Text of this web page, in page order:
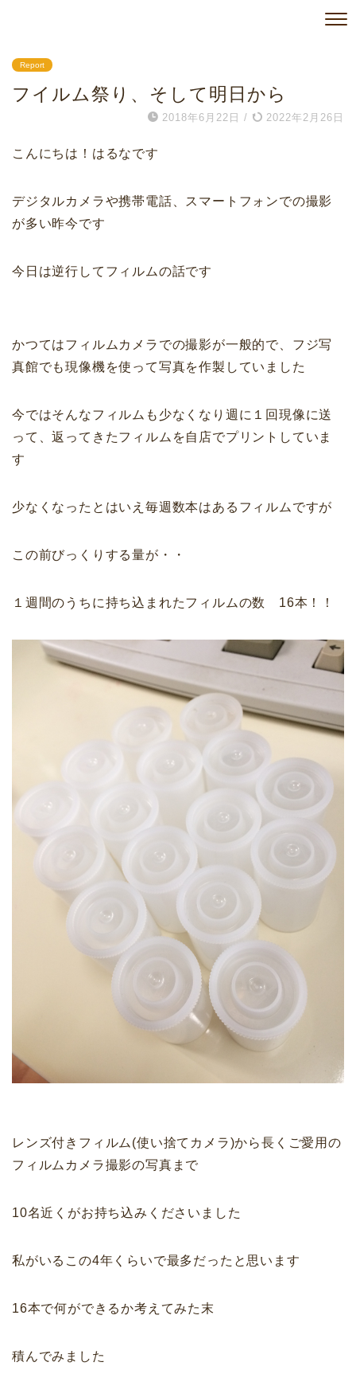
Report
フイルム祭り、そして明日から
2018年6月22日 / 2022年2月26日
こんにちは！はるなです
デジタルカメラや携帯電話、スマートフォンでの撮影
が多い昨今です
今日は逆行してフィルムの話です
かつてはフィルムカメラでの撮影が一般的で、フジ写
真館でも現像機を使って写真を作製していました
今ではそんなフィルムも少なくなり週に１回現像に送
って、返ってきたフィルムを自店でプリントしていま
す
少なくなったとはいえ毎週数本はあるフィルムですが
この前びっくりする量が・・
１週間のうちに持ち込まれたフィルムの数 16本！！
レンズ付きフィルム(使い捨てカメラ)から長くご愛用の
フィルムカメラ撮影の写真まで
10名近くがお持ち込みくださいました
私がいるこの4年くらいで最多だったと思います
16本で何ができるか考えてみた末
積んでみました